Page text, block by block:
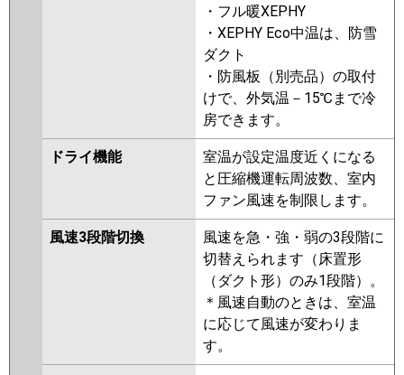
・フル暖XEPHY
・XEPHY Eco中温は、防雪
ダクト
・防風板（別売品）の取付
けで、外気温－15℃まで冷
房できます。
ドライ機能
室温が設定温度近くになる
と圧縮機運転周波数、室内
ファン風速を制限します。
風速3段階切換
風速を急・強・弱の3段階に
切替えられます（床置形
（ダクト形）のみ1段階）。
＊風速自動のときは、室温
に応じて風速が変わりま
す。